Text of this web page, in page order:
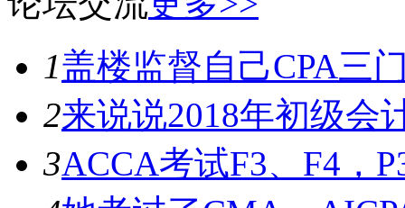
1盖楼监督自己CPA三
2来说说2018年初级会
3ACCA考试F3、F4，